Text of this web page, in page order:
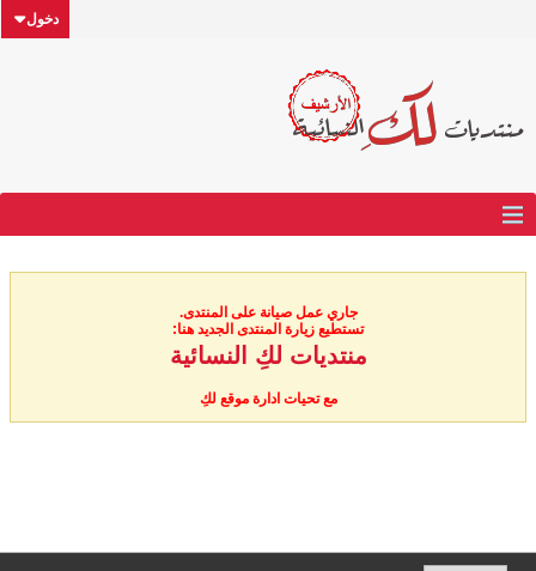
دخول
جاري عمل صيانة على المنتدى.
تستطيع زيارة المنتدى الجديد هنا:
منتديات لكِ النسائية
مع تحيات ادارة موقع لكِ